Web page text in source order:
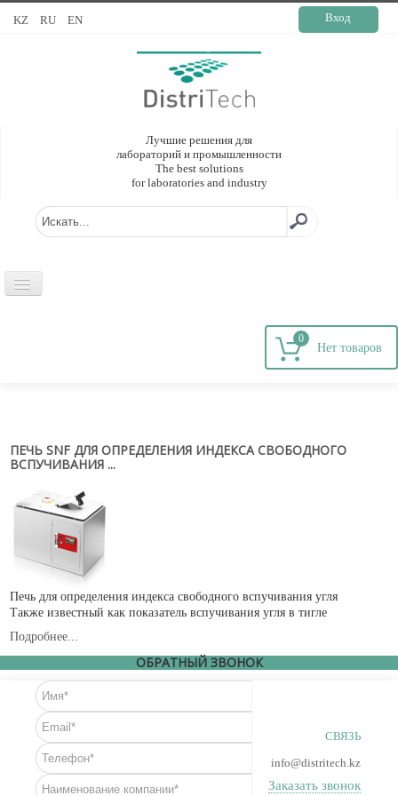
KZ RU EN Вход
Лучшие решения для
лабораторий и промышленности
The best solutions
for laboratories and industry
Compliance
Certificates
ОБОРУДОВАНИЕ
Лабораторное оборудование
Промышленное оборудование
СЕРВИС
КОНТАКТЫ
ОБРАТНАЯ СВЯЗЬ
Ваше сообщение было успешно отправлено
0
ПЕЧЬ SNF ДЛЯ ОПРЕДЕЛЕНИЯ ИНДЕКСА СВОБОДНОГО
ВСПУЧИВАНИЯ ...
Печь для определения индекса свободного вспучивания угля
Также известный как показатель вспучивания угля в тигле
Подробнее...
ОБРАТНЫЙ ЗВОНОК
СВЯЗЬ
info@distritech.kz
Заказать звонок